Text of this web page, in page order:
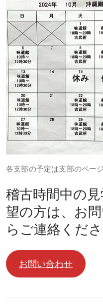
各支部の予定は支部のペー
稽古時間中の
望の方は、お
らご連絡くださ
お問い合わせ